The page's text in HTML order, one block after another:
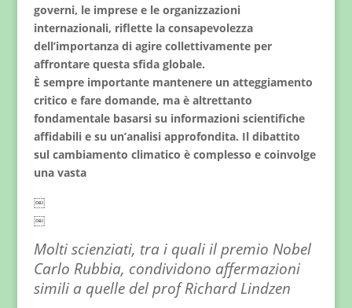
governi, le imprese e le organizzazioni
internazionali, riflette la consapevolezza
dell’importanza di agire collettivamente per
affrontare questa sfida globale.
È sempre importante mantenere un atteggiamento
critico e fare domande, ma è altrettanto
fondamentale basarsi su informazioni scientifiche
affidabili e su un’analisi approfondita. Il dibattito
sul cambiamento climatico è complesso e coinvolge
una vasta
￼
￼
Molti scienziati, tra i quali il premio Nobel
Carlo Rubbia, condividono affermazioni
simili a quelle del prof Richard Lindzen